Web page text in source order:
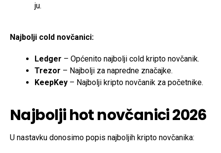
ju.
Najbolji cold novčanici:
Ledger – Općenito najbolji cold kripto novčanik.
Trezor – Najbolji za napredne značajke.
KeepKey – Najbolji kripto novčanik za početnike.
Najbolji hot novčanici 2026
U nastavku donosimo popis najboljih kripto novčanika: